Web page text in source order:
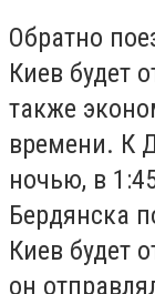
Обратно
Киев будет
также
времени. К
ночью, в
Бердянска
Киев будет
он